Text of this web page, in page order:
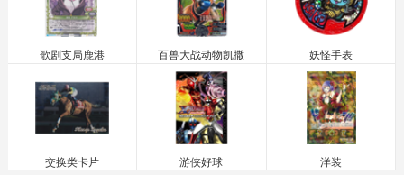
歌剧支局鹿港 百兽大战动物凯撒 妖怪手表
交换类卡片 游侠好球 洋装